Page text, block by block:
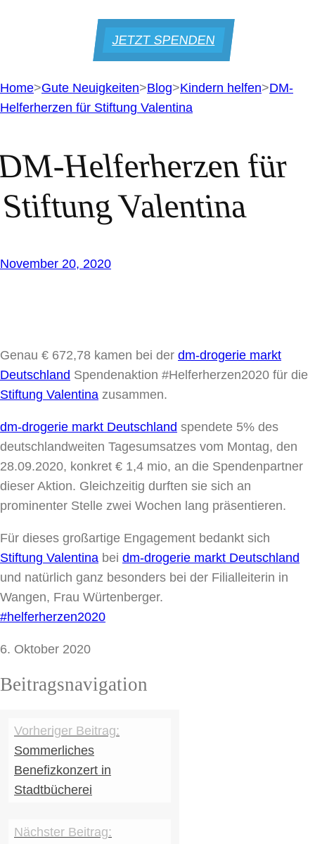
JETZT SPENDEN
Home>Gute Neuigkeiten>Blog>Kindern helfen>DM-
Helferherzen für Stiftung Valentina
Helferherzen für
Stiftung Valentina
November 20, 2020
Genau € 672,78 kamen bei der dm-drogerie markt
Deutschland Spendenaktion #Helferherzen2020 für die
Stiftung Valentina zusammen.
dm-drogerie markt Deutschland spendete 5% des
deutschlandweiten Tagesumsatzes vom Montag, den
28.09.2020, konkret € 1,4 mio, an die Spendenpartner
dieser Aktion. Gleichzeitig durften sie sich an
prominenter Stelle zwei Wochen lang präsentieren.
Für dieses großartige Engagement bedankt sich
Stiftung Valentina bei dm-drogerie markt Deutschland
und natürlich ganz besonders bei der Filialleiterin in
Wangen, Frau Würtenberger.
#helferherzen2020
6. Oktober 2020
Beitragsnavigation
Sommerliches
Benefizkonzert in
Stadtbücherei